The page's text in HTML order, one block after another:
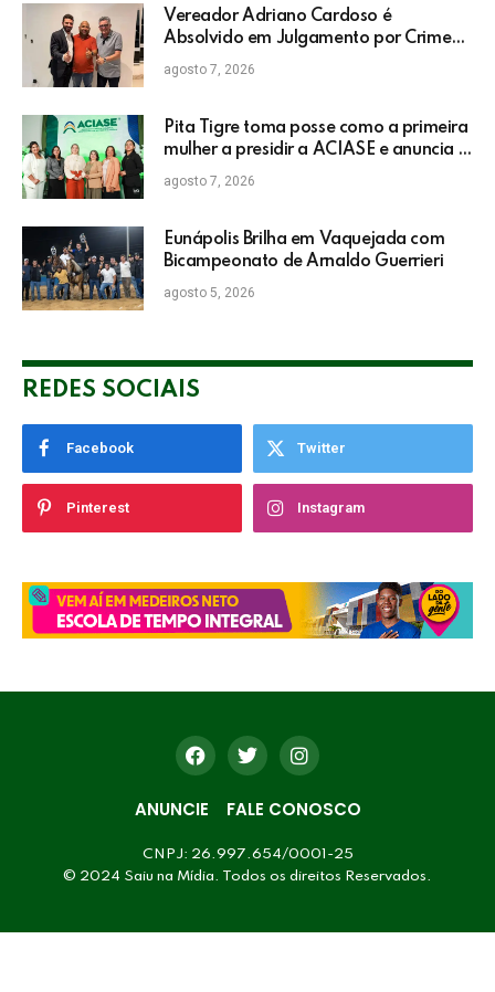
Vereador Adriano Cardoso é
Absolvido em Julgamento por Crime
Eleitoral no TRE
agosto 7, 2026
Pita Tigre toma posse como a primeira
mulher a presidir a ACIASE e anuncia a
retomada do Prêmio Destaque
Empresarial
agosto 7, 2026
Eunápolis Brilha em Vaquejada com
Bicampeonato de Arnaldo Guerrieri
agosto 5, 2026
REDES SOCIAIS
Facebook Twitter
Pinterest Instagram
ANUNCIE FALE CONOSCO
CNPJ: 26.997.654/0001-25
© 2024 Saiu na Mídia. Todos os direitos Reservados.